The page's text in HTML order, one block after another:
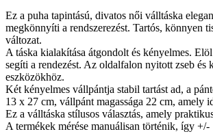
Ez a puha tapintású, divatos női válltáska
megkönnyíti a rendszerezést. Tartós, könnyen
változat.
A táska kialakítása átgondolt és kényelmes.
segíti a rendezést. Az oldalfalon nyitott zseb
eszközökhöz.
Két kényelmes vállpántja stabil tartást ad, a
13 x 27 cm, vállpánt magassága 22 cm, amely
Ez a válltáska stílusos választás, amely
A termékek mérése manuálisan történik, így